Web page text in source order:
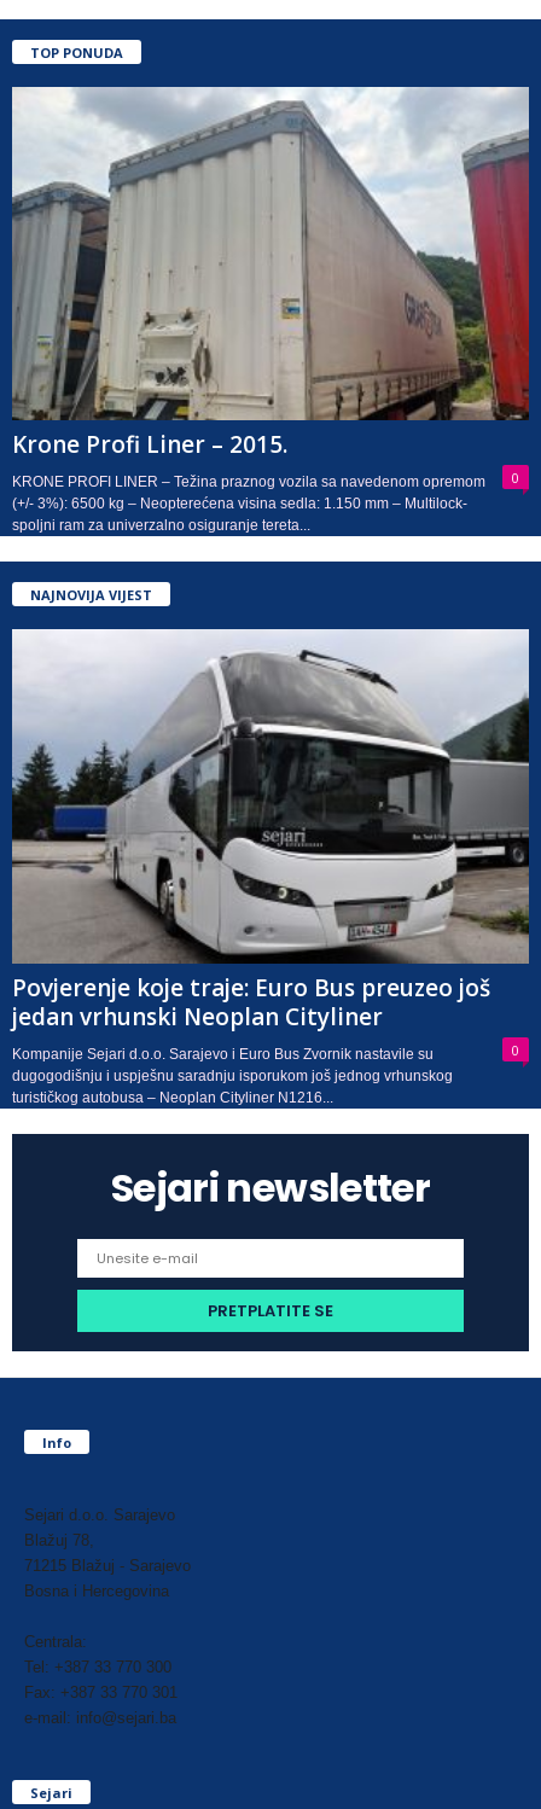
TOP PONUDA
Krone Profi Liner – 2015.
0
KRONE PROFI LINER – Težina praznog vozila sa navedenom opremom
(+/- 3%): 6500 kg – Neopterećena visina sedla: 1.150 mm – Multilock-
spoljni ram za univerzalno osiguranje tereta...
NAJNOVIJA VIJEST
Povjerenje koje traje: Euro Bus preuzeo još
jedan vrhunski Neoplan Cityliner
0
Kompanije Sejari d.o.o. Sarajevo i Euro Bus Zvornik nastavile su
dugogodišnju i uspješnu saradnju isporukom još jednog vrhunskog
turističkog autobusa – Neoplan Cityliner N1216...
Sejari newsletter
Info
Sejari d.o.o. Sarajevo
Blažuj 78,
71215 Blažuj - Sarajevo
Bosna i Hercegovina
Centrala:
Tel: +387 33 770 300
Fax: +387 33 770 301
e-mail: info@sejari.ba
Sejari